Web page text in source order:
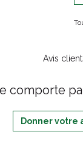
Avis
comporte
Donner votre